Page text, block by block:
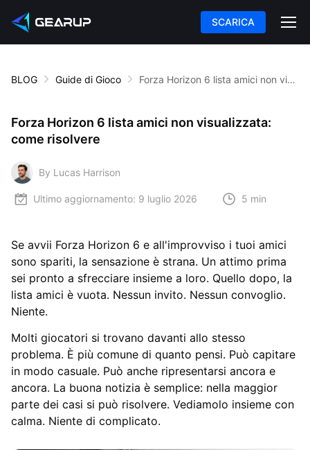
SCARICA
BLOG Guide di Gioco Forza Horizon 6 lista amici non visualizzata: come risolvere
Forza Horizon 6 lista amici non visualizzata:
come risolvere
By Lucas Harrison
Ultimo aggiornamento: 9 luglio 2026 5 min
Se avvii Forza Horizon 6 e all'improvviso i tuoi amici
sono spariti, la sensazione è strana. Un attimo prima
sei pronto a sfrecciare insieme a loro. Quello dopo, la
lista amici è vuota. Nessun invito. Nessun convoglio.
Niente.
Molti giocatori si trovano davanti allo stesso
problema. È più comune di quanto pensi. Può capitare
in modo casuale. Può anche ripresentarsi ancora e
ancora. La buona notizia è semplice: nella maggior
parte dei casi si può risolvere. Vediamolo insieme con
calma. Niente di complicato.